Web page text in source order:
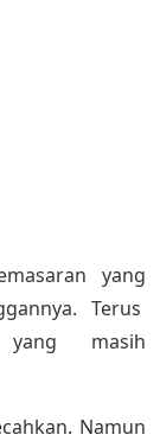
yang
Terus
yang masih
Namun